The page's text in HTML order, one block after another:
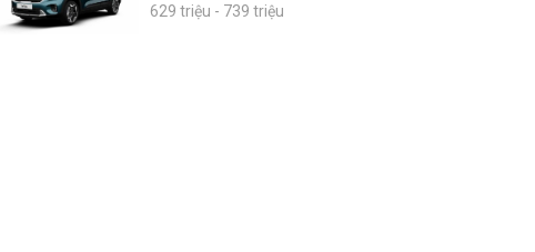
629 triệu - 739 triệu